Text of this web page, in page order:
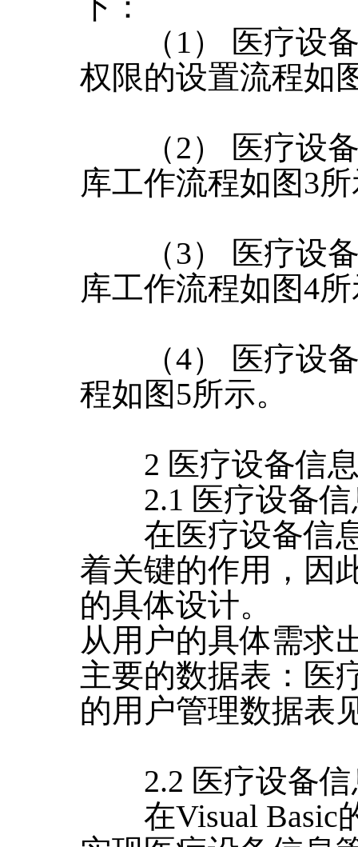
（1） 医疗设备
权限的设置流程如
（2） 医疗设备
库工作流程如图3
（3） 医疗设备
库工作流程如图4
（4） 医疗设备
程如图5所示。
2 医疗设备信息
2.1 医疗设备信
在医疗设备信息
着关键的作用，因
的具体设计。
从用户的具体需求
主要的数据表：医
的用户管理数据表
2.2 医疗设备信
在Visual Basic